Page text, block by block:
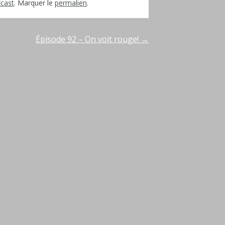
. Marquer le permalien.
Épisode 92 – On voit rouge! →